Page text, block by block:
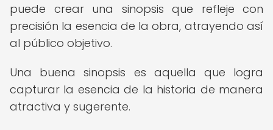
puede crear una sinopsis que refleje con
precisión la esencia de la obra, atrayendo así
al público objetivo.
Una buena sinopsis es aquella que logra
capturar la esencia de la historia de manera
atractiva y sugerente.